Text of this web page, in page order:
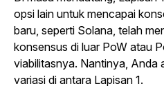
opsi lain untuk mencapai
baru, seperti Solana, telah
konsensus di luar PoW atau
viabilitasnya. Nantinya, Anda
variasi di antara Lapisan 1.